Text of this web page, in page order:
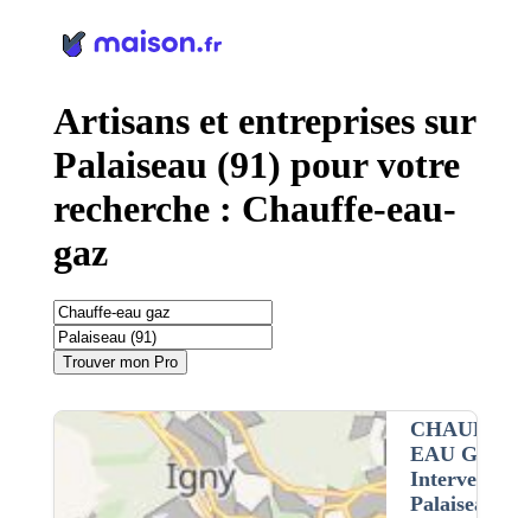
Artisans et entreprises sur
Palaiseau (91) pour votre
recherche : Chauffe-eau-
gaz
Trouver mon Pro
CHAUFFE-
EAU GAZ
Intervention
Palaiseau